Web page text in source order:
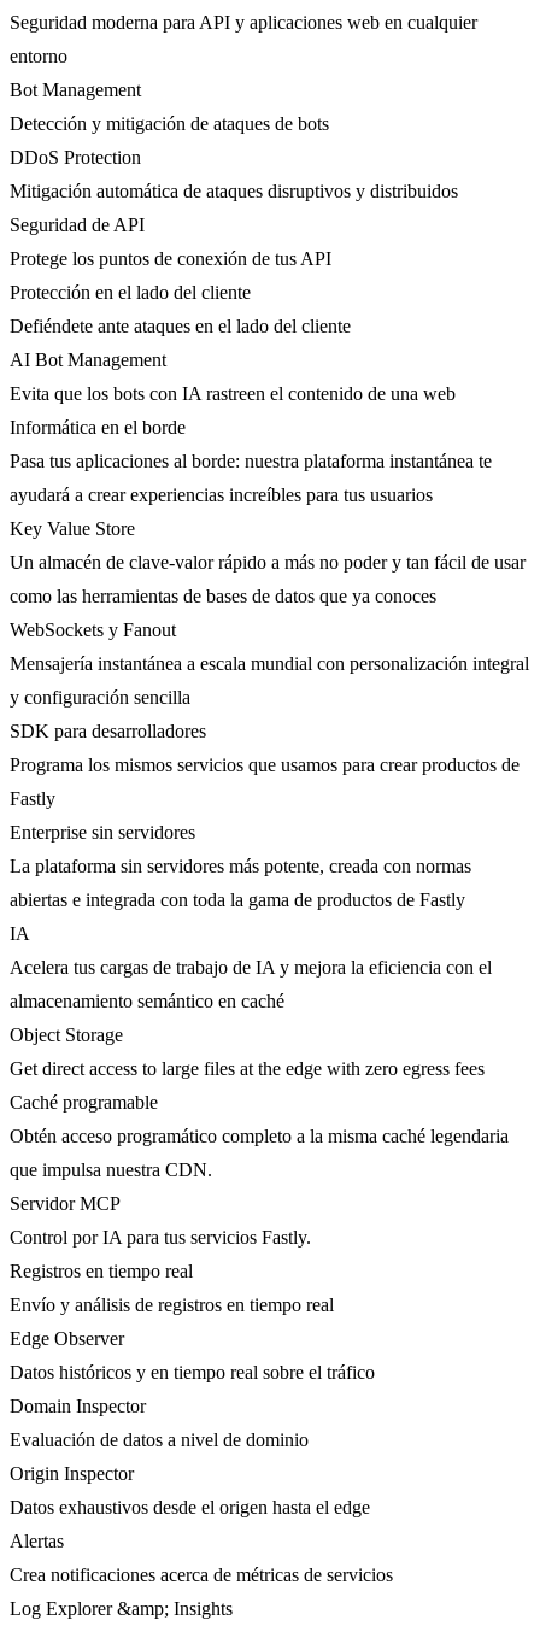
Seguridad moderna para API y aplicaciones web en cualquier
entorno
Bot Management
Detección y mitigación de ataques de bots
DDoS Protection
Mitigación automática de ataques disruptivos y distribuidos
Seguridad de API
Protege los puntos de conexión de tus API
Protección en el lado del cliente
Defiéndete ante ataques en el lado del cliente
AI Bot Management
Evita que los bots con IA rastreen el contenido de una web
Informática en el borde
Pasa tus aplicaciones al borde: nuestra plataforma instantánea te
ayudará a crear experiencias increíbles para tus usuarios
Key Value Store
Un almacén de clave-valor rápido a más no poder y tan fácil de usar
como las herramientas de bases de datos que ya conoces
WebSockets y Fanout
Mensajería instantánea a escala mundial con personalización integral
y configuración sencilla
SDK para desarrolladores
Programa los mismos servicios que usamos para crear productos de
Fastly
Enterprise sin servidores
La plataforma sin servidores más potente, creada con normas
abiertas e integrada con toda la gama de productos de Fastly
IA
Acelera tus cargas de trabajo de IA y mejora la eficiencia con el
almacenamiento semántico en caché
Object Storage
Get direct access to large files at the edge with zero egress fees
Caché programable
Obtén acceso programático completo a la misma caché legendaria
que impulsa nuestra CDN.
Servidor MCP
Control por IA para tus servicios Fastly.
Registros en tiempo real
Envío y análisis de registros en tiempo real
Edge Observer
Datos históricos y en tiempo real sobre el tráfico
Domain Inspector
Evaluación de datos a nivel de dominio
Origin Inspector
Datos exhaustivos desde el origen hasta el edge
Alertas
Crea notificaciones acerca de métricas de servicios
Log Explorer &amp; Insights